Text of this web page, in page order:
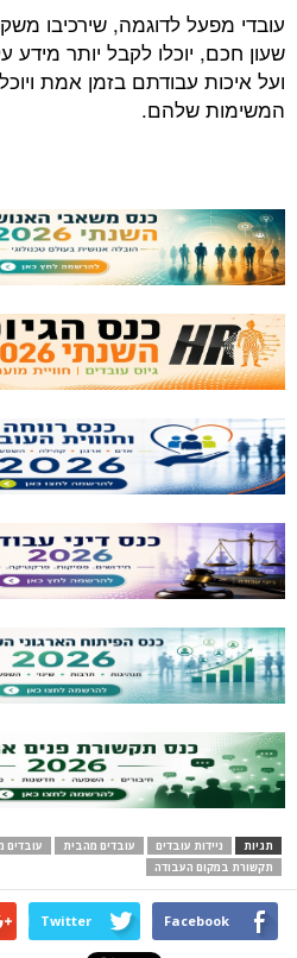
עובדי מפעל לדוגמה, שירכיבו
שעון חכם, יוכלו לקבל יותר מידע
ועל איכות עבודתם בזמן אמת
המשימות שלהם.
תגיות ניידות עובדים עובדים מהבית עובדים
תקשורת במקום העבודה
Facebook
Twitter